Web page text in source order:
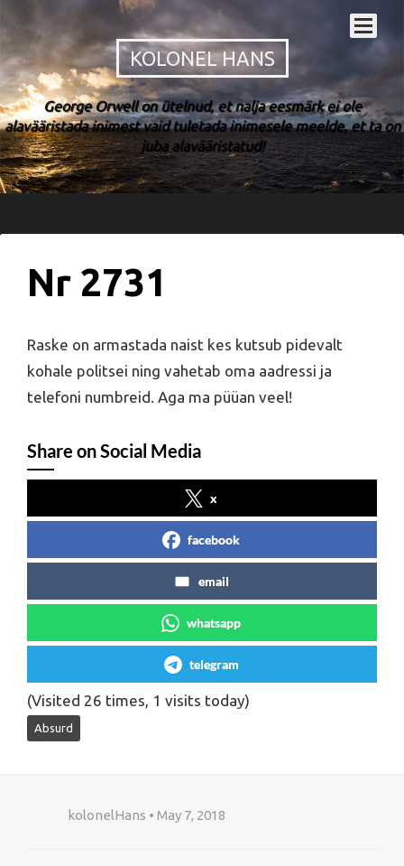
KOLONEL HANS
George Orwell on ütelnud, et nalja eesmärk ei ole
alavääristada inimest vaid tuletada inimesele meelde, et ta on
juba alavääristatud!
Nr 2731
Raske on armastada naist kes kutsub pidevalt
kohale politsei ning vahetab oma aadressi ja
telefoni numbreid. Aga ma püüan veel!
Share on Social Media
x
facebook
email
whatsapp
telegram
(Visited 26 times, 1 visits today)
Absurd
kolonelHans • May 7, 2018